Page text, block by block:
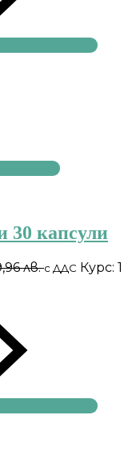
30 капсули
лв.с ДДС Курс: 1